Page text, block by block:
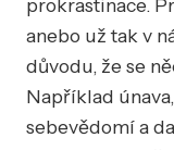
prokrastinace.
anebo už tak v
důvodu, že se
Například
sebevědomí a